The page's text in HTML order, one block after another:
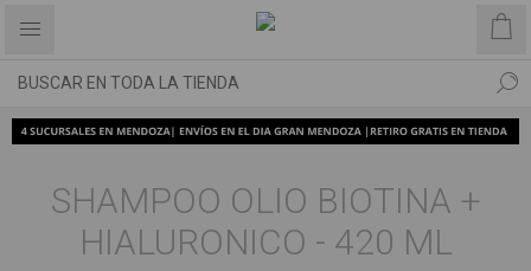
SHAMPOO OLIO BIOTINA +
HIALURONICO - 420 ML